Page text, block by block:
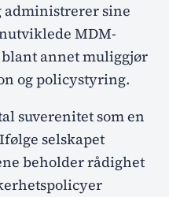
administrerer sine
MDM-
blant annet muliggjør
og policystyring.
suverenitet som en
selskapet
beholder rådighet